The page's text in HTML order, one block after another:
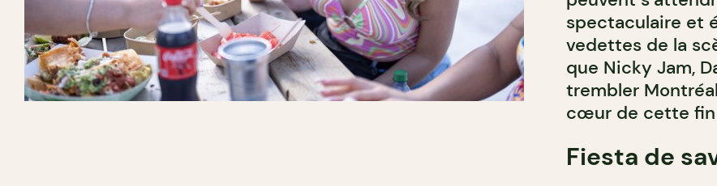
spectaculaire et
vedettes de la
que Nicky Jam,
trembler
cœur de cette fin
Fiesta de